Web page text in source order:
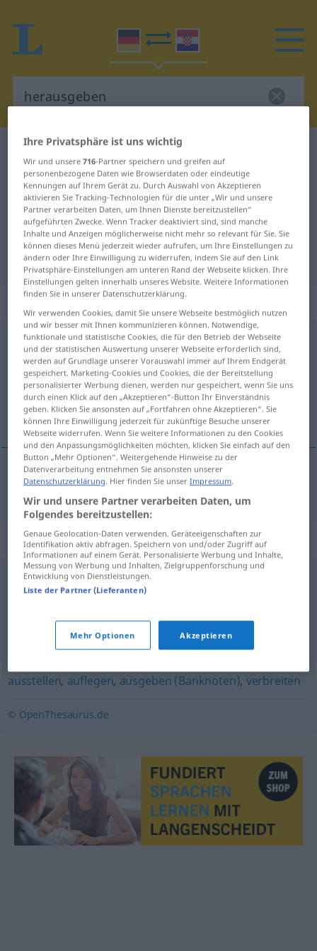
Deutsch-Kroatisch Wörterbuch
Deutsch-Kroatisch Übersetzung für
"herausgeben"
"herausgeben" Kroatisch
Übersetzung
„herausgeben“
herausgeben <trennb;-ge-;→geben>
Übersicht aller Übersetzungen
(Für mehr Details die Übersetzung anklicken/antippen)
izdati
izdati(-avati) herausgebenGeld, Buch
Synonyme für "herausgeben"
veröffentlichen,editieren,
rückvergüten,bezahlen,begleichen,erstatten,
zurückgeben
zurückzahlen ausgleichen
ausstellen, auflegen, ausgeben (Banknoten), verbreiten
© OpenThesaurus.de
Ihre Privatsphäre ist uns wichtig
Wir und unsere716-Partner speichern und greifen auf
personenbezogene Daten wie Browserdaten oder eindeutige
Kennungen auf Ihrem Gerät zu. Durch Auswahl von Akzeptieren
aktivieren Sie Tracking-Technologien für die unter „Wir und unsere
Partner verarbeiten Daten, um Ihnen Dienste bereitzustellen“
aufgeführten Zwecke. Wenn Tracker deaktiviert sind, sind manche
Inhalte und Anzeigen möglicherweise nicht mehr so relevant für Sie. Sie
können dieses Menü jederzeit wieder aufrufen, um Ihre Einstellungen zu
ändern oder Ihre Einwilligung zu widerrufen, indem Sie auf den Link
Privatsphäre-Einstellungen am unteren Rand der Webseite klicken. Ihre
Einstellungen gelten innerhalb unseres Website. Weitere Informationen
finden Sie in unserer Datenschutzerklärung.
Wir verwenden Cookies, damit Sie unsere Webseite bestmöglich nutzen
und wir besser mit Ihnen kommunizieren können. Notwendige,
funktionale und statistische Cookies, die für den Betrieb der Webseite
und der statistischen Auswertung unserer Webseite erforderlich sind,
werden auf Grundlage unserer Vorauswahl immer auf Ihrem Endgerät
gespeichert. Marketing-Cookies und Cookies, die der Bereitstellung
personalisierter Werbung dienen, werden nur gespeichert, wenn Sie uns
durch einen Klick auf den „Akzeptieren“-Button Ihr Einverständnis
geben. Klicken Sie ansonsten auf „Fortfahren ohne Akzeptieren“. Sie
können Ihre Einwilligung jederzeit für zukünftige Besuche unserer
Webseite widerrufen. Wenn Sie weitere Informationen zu den Cookies
und den Anpassungsmöglichkeiten möchten, klicken Sie einfach auf den
Button „Mehr Optionen“. Weitergehende Hinweise zu der
Datenverarbeitung entnehmen Sie ansonsten unserer
Datenschutzerklärung. Hier finden Sie unserImpressum.
Wir und unsere Partner verarbeiten Daten, um
Folgendes bereitzustellen:
Genaue Geolocation-Daten verwenden. Geräteeigenschaften zur
Identifikation aktiv abfragen. Speichern von und/oder Zugriff auf
Informationen auf einem Gerät. Personalisierte Werbung und Inhalte,
Messung von Werbung und Inhalten, Zielgruppenforschung und
Entwicklung von Dienstleistungen.
Liste der Partner (Lieferanten)
Mehr Optionen Akzeptieren